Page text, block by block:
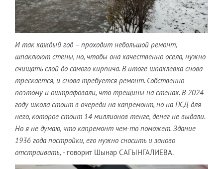
И так каждый год – проходит небольшой ремонт,
шпаклюют стены, но, чтобы она качественно осела, нужно
счищать слой до самого кирпича. В итоге шпаклевка снова
трескается, и снова требуется ремонт. Собственно
поэтому и оштрафовали, что трещины на стенах. В 2024
году школа стоит в очереди на капремонт, но на ПСД для
него, которое стоит 14 миллионов тенге, денег не выдали.
Но я не думаю, что капремонт чем-то поможет. Здание
1936 года постройки, его нужно сносить и заново
отстраивать, - говорит Шынар САГЫНГАЛИЕВА.